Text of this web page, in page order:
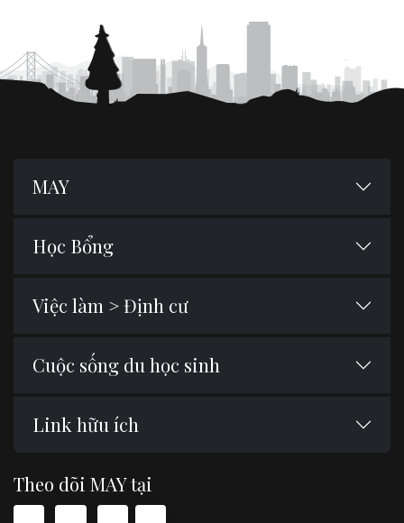
MAY
Học Bổng
Việc làm > Định cư
Cuộc sống du học sinh
Link hữu ích
Theo dõi MAY tại